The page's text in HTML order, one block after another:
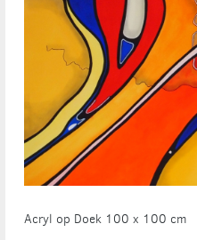
Acryl op Doek 100 x 100 cm